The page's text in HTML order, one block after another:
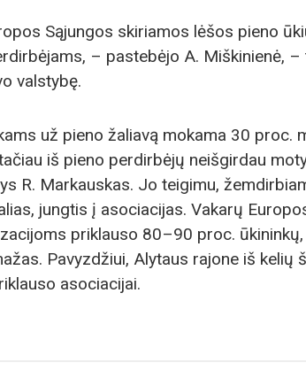
Sąjungos skiriamos lėšos pieno
– pastebėjo A. Miškinienė, –
valstybę.
už pieno žaliavą mokama 30 proc.
iš pieno perdirbėjų neišgirdau
R. Markauskas. Jo teigimu,
jungtis į asociacijas. Vakarų
priklauso 80–90 proc.
Pavyzdžiui, Alytaus rajone iš kelių
asociacijai.